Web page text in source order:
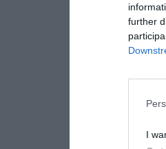
further
I